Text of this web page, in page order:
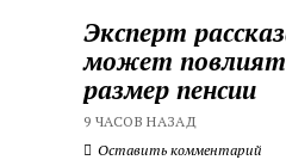
Эксперт
может
размер пенсии
9 ЧАСОВ НАЗАД
Оставить комментарий